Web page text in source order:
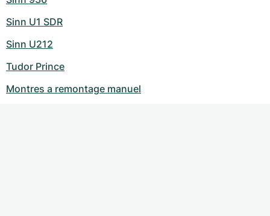
Sinn U1 SDR
Sinn U212
Tudor Prince
Montres a remontage manuel